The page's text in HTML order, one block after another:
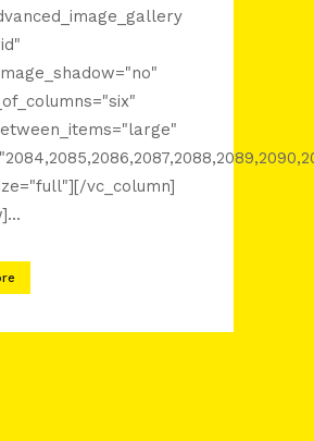
vc_column]